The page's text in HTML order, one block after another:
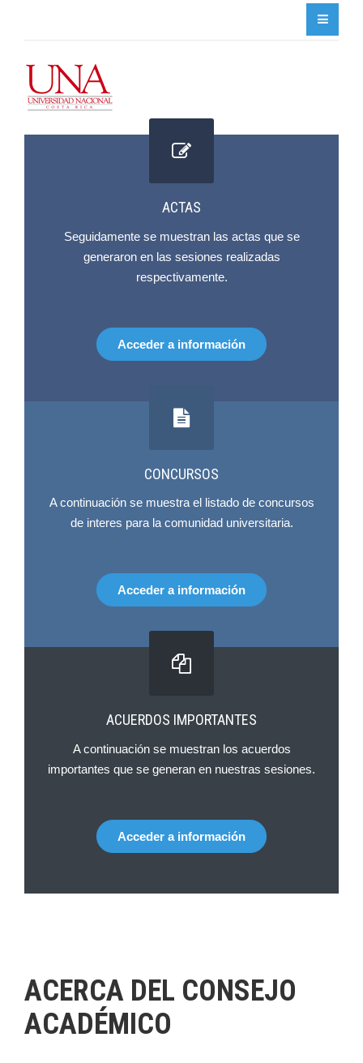
ACTAS
Seguidamente se muestran las actas que se
generaron en las sesiones realizadas
respectivamente.
Acceder a información
CONCURSOS
A continuación se muestra el listado de concursos
de interes para la comunidad universitaria.
Acceder a información
ACUERDOS IMPORTANTES
A continuación se muestran los acuerdos
importantes que se generan en nuestras sesiones.
Acceder a información
ACERCA DEL CONSEJO
ACADÉMICO